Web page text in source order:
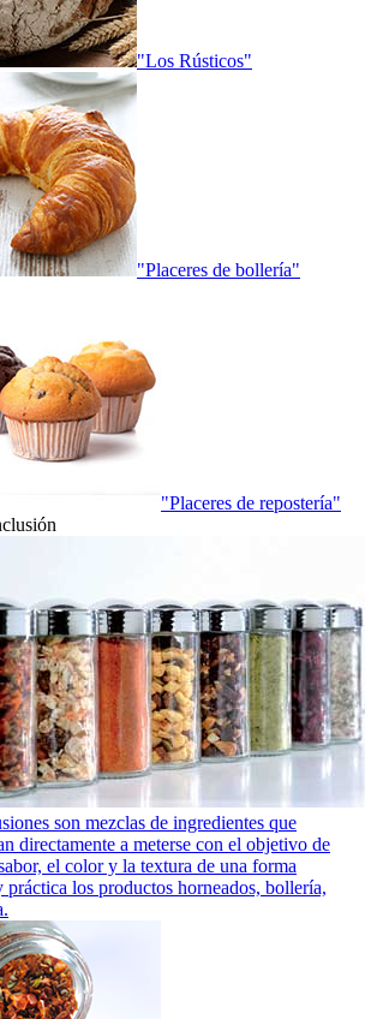
"Los Rústicos"
"Placeres de bollería"
"Placeres de repostería"
son mezclas de ingredientes que
directamente a meterse con el objetivo de
el color y la textura de una forma
práctica los productos horneados, bollería,